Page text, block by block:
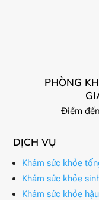
PHÒNG
Điểm
DỊCH VỤ
Khám sức khỏe
Khám sức khỏe
Khám sức khỏe